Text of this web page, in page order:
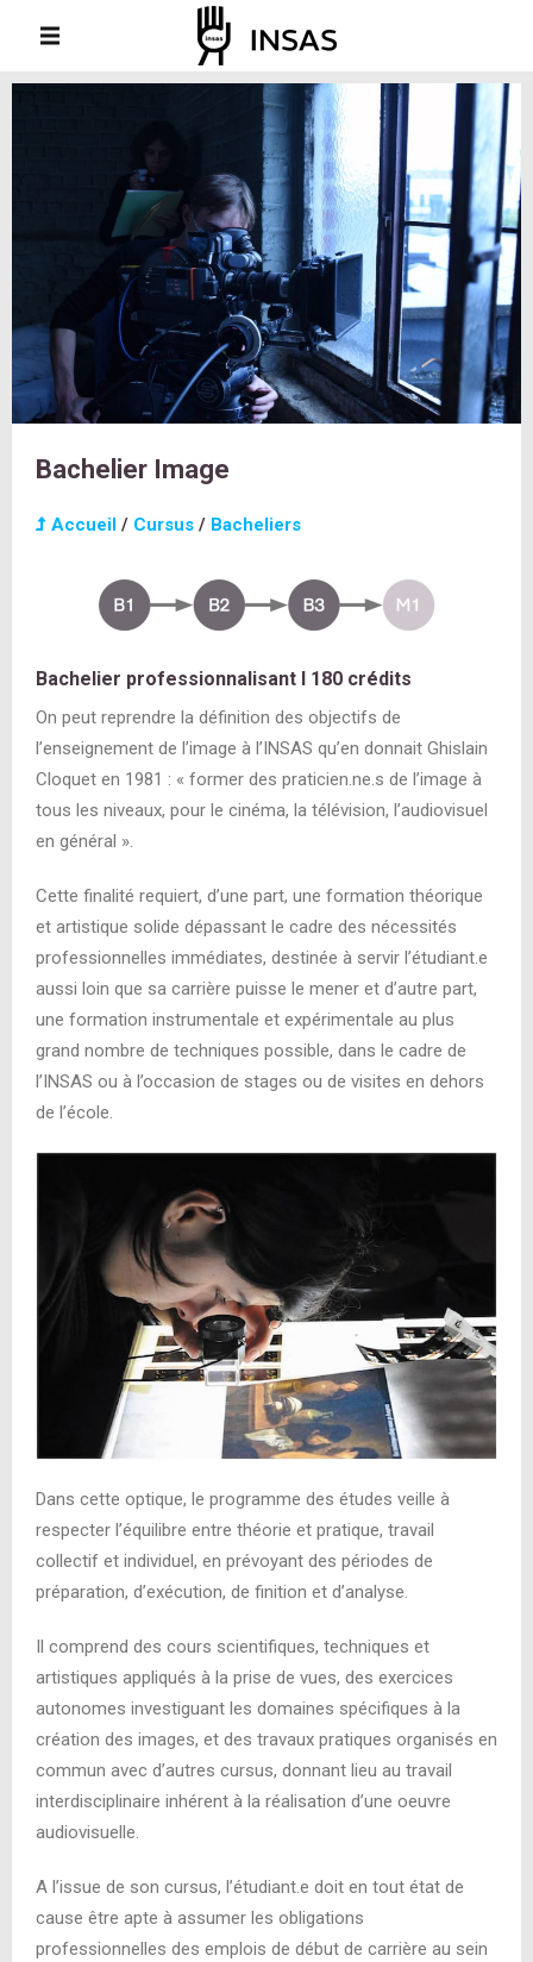
Bachelier Image
Accueil / Cursus / Bacheliers
Bachelier professionnalisant I 180 crédits
On peut reprendre la définition des objectifs de
l’enseignement de l’image à l’INSAS qu’en donnait Ghislain
Cloquet en 1981 : « former des praticien.ne.s de l’image à
tous les niveaux, pour le cinéma, la télévision, l’audiovisuel
en général ».
Cette finalité requiert, d’une part, une formation théorique
et artistique solide dépassant le cadre des nécessités
professionnelles immédiates, destinée à servir l’étudiant.e
aussi loin que sa carrière puisse le mener et d’autre part,
une formation instrumentale et expérimentale au plus
grand nombre de techniques possible, dans le cadre de
l’INSAS ou à l’occasion de stages ou de visites en dehors
de l’école.
Dans cette optique, le programme des études veille à
respecter l’équilibre entre théorie et pratique, travail
collectif et individuel, en prévoyant des périodes de
préparation, d’exécution, de finition et d’analyse.
Il comprend des cours scientifiques, techniques et
artistiques appliqués à la prise de vues, des exercices
autonomes investiguant les domaines spécifiques à la
création des images, et des travaux pratiques organisés en
commun avec d’autres cursus, donnant lieu au travail
interdisciplinaire inhérent à la réalisation d’une oeuvre
audiovisuelle.
A l’issue de son cursus, l’étudiant.e doit en tout état de
cause être apte à assumer les obligations
professionnelles des emplois de début de carrière au sein